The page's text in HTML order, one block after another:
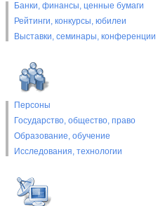
Банки, финансы, ценные бумаги
Рейтинги, конкурсы, юбилеи
Выставки, cеминары, конференции
Персоны
Государство, общество, право
Образование, обучение
Исследования, технологии